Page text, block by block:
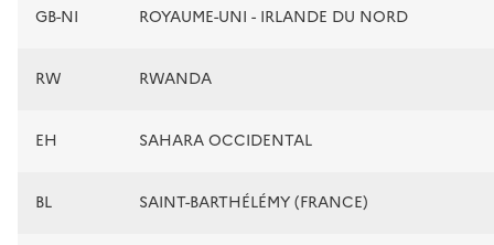
GB-NI ROYAUME-UNI - IRLANDE DU NORD
RW RWANDA
EH SAHARA OCCIDENTAL
BL SAINT-BARTHÉLÉMY (FRANCE)